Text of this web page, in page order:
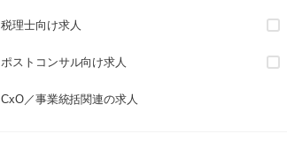
税理士向け求人
ポストコンサル向け求人
CxO／事業統括関連の求人